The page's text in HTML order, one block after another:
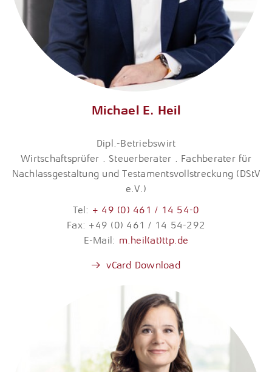
Michael E. Heil
Dipl.-Betriebswirt
Wirtschaftsprüfer . Steuerberater . Fachberater für
Nachlassgestaltung und Testamentsvollstreckung (DStV
e.V.)
Tel: + 49 (0) 461 / 14 54-0
Fax: +49 (0) 461 / 14 54-292
E-Mail: m.heil(at)ttp.de
vCard Download